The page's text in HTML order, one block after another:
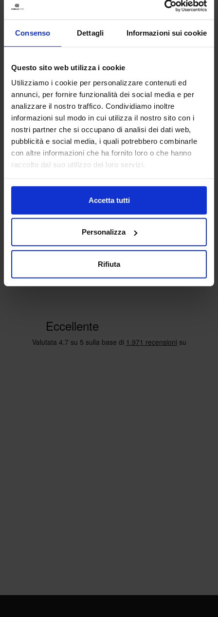
Consenso Dettagli Informazioni sui cookie
Questo sito web utilizza i cookie
Utilizziamo i cookie per personalizzare contenuti ed
annunci, per fornire funzionalità dei social media e per
analizzare il nostro traffico. Condividiamo inoltre
informazioni sul modo in cui utilizza il nostro sito con i
nostri partner che si occupano di analisi dei dati web,
pubblicità e social media, i quali potrebbero combinarle
con altre informazioni che ha fornito loro o che hanno
raccolto dal suo utilizzo dei loro servizi.
Accetta tutti
Personalizza
Rifiuta
Linea oro
Tenda Confezionata In Velluto Jedda
34,90 € Da 24,00 €
Nero AzzurroBeige